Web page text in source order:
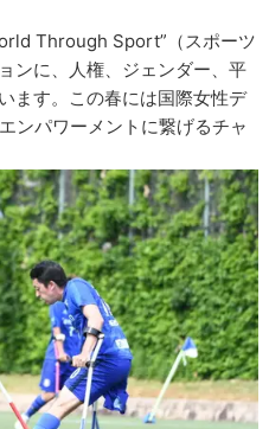
Through Sport”（スポーツ
ンに、人権、ジェンダー、平
ます。この春には国際女性デ
ンパワーメントに繋げるチャ